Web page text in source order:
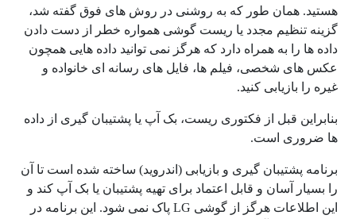
هستید. همان طور که به روشنی در روش های فوق گفته شد،
گزینه تنظیم مجدد یا ریست گوشی همواره خطر از دست دادن
داده ها را به همراه دارد که هرگز نمی توانید داده هایی همچون
عکس های شخصی، فیلم ها، فایل های رسانه ای خانواده و
غیره را بازیابی کنید.
بنابراین قبل از فکتوری ریست، بک آپ یا پشتیبان گیری از داده
ها ضروری است.
برنامه پشتیبان گیری و بازیابی (اندروید) ساخته شده است تا آن
را بسیار آسان و قابل اعتماد برای تهیه پشتیبان یا بک آپ کند و
این اطلاعات هرگز از گوشی LG پاک نمی شود. این برنامه در